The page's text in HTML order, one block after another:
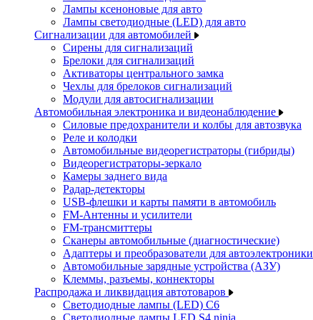
Лампы ксеноновые для авто
Лампы светодиодные (LED) для авто
Сигнализации для автомобилей
Сирены для сигнализаций
Брелоки для сигнализаций
Активаторы центрального замка
Чехлы для брелоков сигнализаций
Модули для автосигнализации
Автомобильная электроника и видеонаблюдение
Силовые предохранители и колбы для автозвука
Реле и колодки
Автомобильные видеорегистраторы (гибриды)
Видеорегистраторы-зеркало
Камеры заднего вида
Радар-детекторы
USB-флешки и карты памяти в автомобиль
FM-Антенны и усилители
FM-трансмиттеры
Сканеры автомобильные (диагностические)
Адаптеры и преобразователи для автоэлектроники
Автомобильные зарядные устройства (АЗУ)
Клеммы, разъемы, коннекторы
Распродажа и ликвидация автотоваров
Светодиодные лампы (LED) C6
Светодиодные лампы LED S4 ninja